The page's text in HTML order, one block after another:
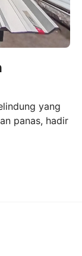
yang
panas, hadir